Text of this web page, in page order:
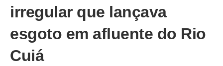
irregular que lançava
esgoto em afluente do Rio
Cuiá